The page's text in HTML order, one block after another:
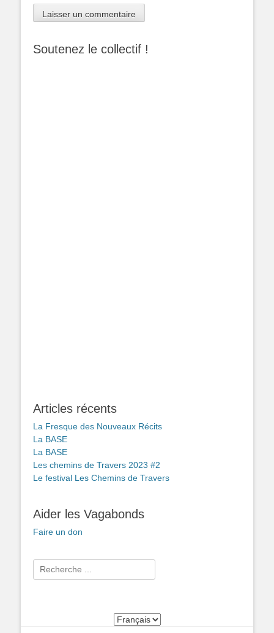
Soutenez le collectif !
Articles récents
La Fresque des Nouveaux Récits
La BASE
La BASE
Les chemins de Travers 2023 #2
Le festival Les Chemins de Travers
Aider les Vagabonds
Faire un don
Rechercher :